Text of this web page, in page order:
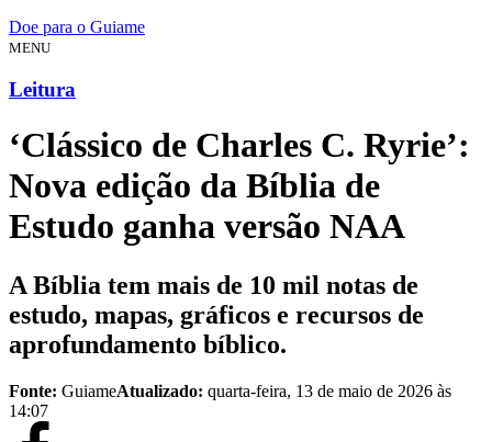
Doe para o Guiame
MENU
Leitura
‘Clássico de Charles C. Ryrie’:
Nova edição da Bíblia de
Estudo ganha versão NAA
A Bíblia tem mais de 10 mil notas de
estudo, mapas, gráficos e recursos de
aprofundamento bíblico.
Fonte: GuiameAtualizado: quarta-feira, 13 de maio de 2026 às
14:07